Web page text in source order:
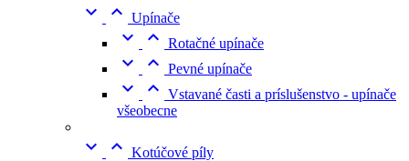
  Upínače
  Rotačné upínače
  Pevné upínače
  Vstavané časti a príslušenstvo - upínače
všeobecne
  Kotúčové píly